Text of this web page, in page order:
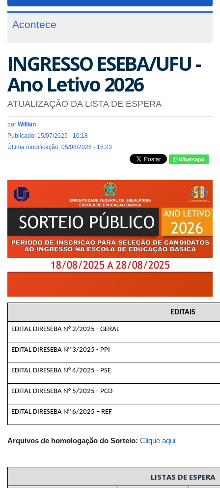
Acontece
INGRESSO ESEBA/UFU -
Ano Letivo 2026
ATUALIZAÇÃO DA LISTA DE ESPERA
por Willian
Publicado: 15/07/2025 - 10:18
Última modificação: 05/08/2026 - 15:23
Whatsapp
EDITAIS
EDITAL DIRESEBA N° 2/2025 - GERAL
EDITAL DIRESEBA N° 3/2025 - PPI
EDITAL DIRESEBA N° 4/2025 - PSE
EDITAL DIRESEBA N° 5/2025 - PCD
EDITAL DIRESEBA N° 6/2025 – REF
Arquivos de homologação do Sorteio: Clique aqui
LISTAS DE ESPERA